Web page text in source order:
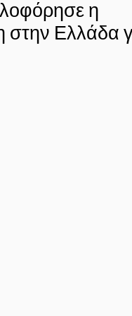
η
στην Ελλάδα